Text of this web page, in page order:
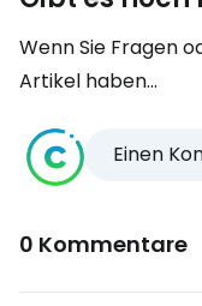
Wenn Sie Fragen
Artikel haben...
Einen
0 Kommentare